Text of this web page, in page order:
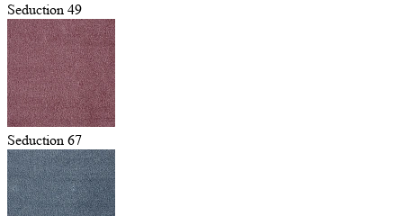
Seduction 49
Seduction 67